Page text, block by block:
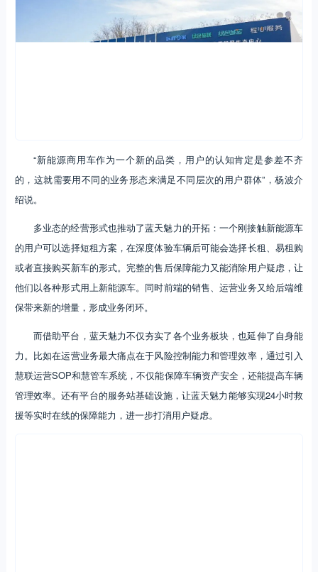
“新能源商用车作为一个新的品类，用户的认知肯定是参差不齐
的，这就需要用不同的业务形态来满足不同层次的用户群体”，杨波介
绍说。
多业态的经营形式也推动了蓝天魅力的开拓：一个刚接触新能源车
的用户可以选择短租方案，在深度体验车辆后可能会选择长租、易租购
或者直接购买新车的形式。完整的售后保障能力又能消除用户疑虑，让
他们以各种形式用上新能源车。同时前端的销售、运营业务又给后端维
保带来新的增量，形成业务闭环。
而借助平台，蓝天魅力不仅夯实了各个业务板块，也延伸了自身能
力。比如在运营业务最大痛点在于风险控制能力和管理效率，通过引入
慧联运营SOP和慧管车系统，不仅能保障车辆资产安全，还能提高车辆
管理效率。还有平台的服务站基础设施，让蓝天魅力能够实现24小时救
援等实时在线的保障能力，进一步打消用户疑虑。